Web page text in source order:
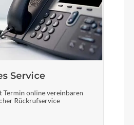
Service
Termin online vereinbaren
Rückrufservice